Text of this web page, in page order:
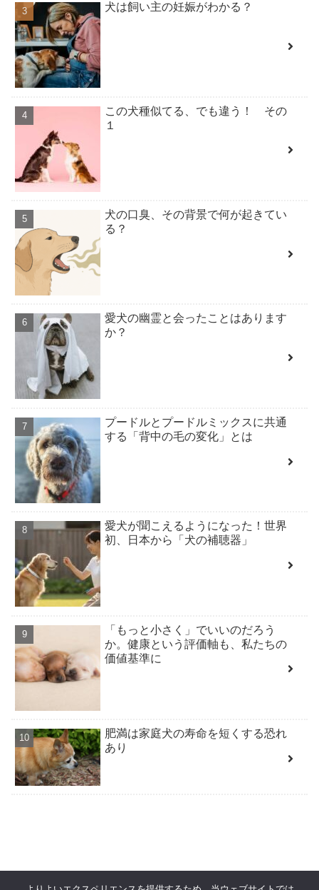
犬は飼い主の妊娠がわかる？
この犬種似てる、でも違う！ その
１
犬の口臭、その背景で何が起きてい
る？
愛犬の幽霊と会ったことはあります
か？
プードルとプードルミックスに共通
する「背中の毛の変化」とは
愛犬が聞こえるようになった！世界
初、日本から「犬の補聴器」
「もっと小さく」でいいのだろう
か。健康という評価軸も、私たちの
価値基準に
肥満は家庭犬の寿命を短くする恐れ
あり